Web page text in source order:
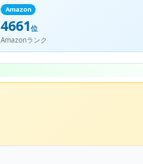
Amazon
4661位
Amazonランク